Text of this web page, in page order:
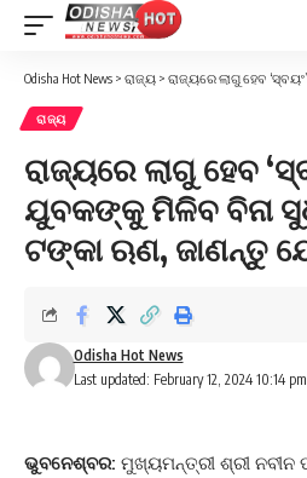
Odisha Hot News > ରାଜ୍ୟ > ରାଜ୍ୟରେ ଲାଗୁ ହେବ ‘ସ୍ବୟଂ’ ଯୋଜନା,
ରାଜ୍ୟ
ରାଜ୍ୟରେ ଲାଗୁ ହେବ
ଯୁବକଙ୍କୁ ମିଳିବ ବିନା
ଟଙ୍କା ଋଣ, ଜାଣନ୍ତୁ
Last updated: February 12, 2024 10:14 pm
Odisha Hot News
ଭୁବନେଶ୍ବର: ମୁଖ୍ୟମନ୍ତ୍ରୀ ଶ୍ରୀ